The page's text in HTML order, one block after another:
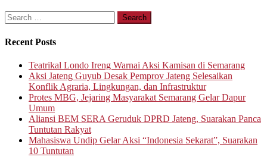
Search
for:
Recent Posts
Teatrikal Londo Ireng Warnai Aksi Kamisan di Semarang
Aksi Jateng Guyub Desak Pemprov Jateng Selesaikan
Konflik Agraria, Lingkungan, dan Infrastruktur
Protes MBG, Jejaring Masyarakat Semarang Gelar Dapur
Umum
Aliansi BEM SERA Geruduk DPRD Jateng, Suarakan Panca
Tuntutan Rakyat
Mahasiswa Undip Gelar Aksi “Indonesia Sekarat”, Suarakan
10 Tuntutan